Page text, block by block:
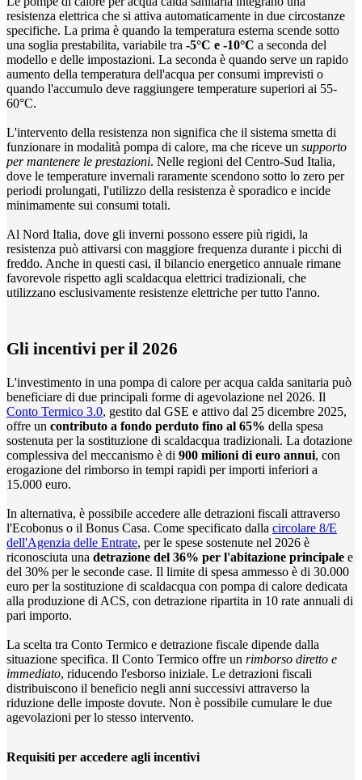
resistenza elettrica che si attiva automaticamente in due circostanze
specifiche. La prima è quando la temperatura esterna scende sotto
una soglia prestabilita, variabile tra -5°C e -10°C a seconda del
modello e delle impostazioni. La seconda è quando serve un rapido
aumento della temperatura dell'acqua per consumi imprevisti o
quando l'accumulo deve raggiungere temperature superiori ai 55-
60°C.
L'intervento della resistenza non significa che il sistema smetta di
funzionare in modalità pompa di calore, ma che riceve un supporto
per mantenere le prestazioni. Nelle regioni del Centro-Sud Italia,
dove le temperature invernali raramente scendono sotto lo zero per
periodi prolungati, l'utilizzo della resistenza è sporadico e incide
minimamente sui consumi totali.
Al Nord Italia, dove gli inverni possono essere più rigidi, la
resistenza può attivarsi con maggiore frequenza durante i picchi di
freddo. Anche in questi casi, il bilancio energetico annuale rimane
favorevole rispetto agli scaldacqua elettrici tradizionali, che
utilizzano esclusivamente resistenze elettriche per tutto l'anno.
Gli incentivi per il 2026
L'investimento in una pompa di calore per acqua calda sanitaria può
beneficiare di due principali forme di agevolazione nel 2026. Il
Conto Termico 3.0, gestito dal GSE e attivo dal 25 dicembre 2025,
offre un contributo a fondo perduto fino al 65% della spesa
sostenuta per la sostituzione di scaldacqua tradizionali. La dotazione
complessiva del meccanismo è di 900 milioni di euro annui, con
erogazione del rimborso in tempi rapidi per importi inferiori a
15.000 euro.
In alternativa, è possibile accedere alle detrazioni fiscali attraverso
l'Ecobonus o il Bonus Casa. Come specificato dalla circolare 8/E
dell'Agenzia delle Entrate, per le spese sostenute nel 2026 è
riconosciuta una detrazione del 36% per l'abitazione principale e
del 30% per le seconde case. Il limite di spesa ammesso è di 30.000
euro per la sostituzione di scaldacqua con pompa di calore dedicata
alla produzione di ACS, con detrazione ripartita in 10 rate annuali di
pari importo.
La scelta tra Conto Termico e detrazione fiscale dipende dalla
situazione specifica. Il Conto Termico offre un rimborso diretto e
immediato, riducendo l'esborso iniziale. Le detrazioni fiscali
distribuiscono il beneficio negli anni successivi attraverso la
riduzione delle imposte dovute. Non è possibile cumulare le due
agevolazioni per lo stesso intervento.
Requisiti per accedere agli incentivi